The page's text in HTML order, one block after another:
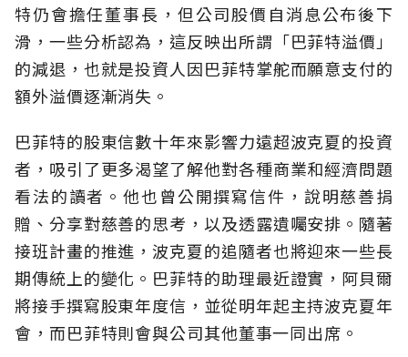
特仍會擔任董事長，但公司股價自消息公布後下
滑，一些分析認為，這反映出所謂「巴菲特溢價」
的減退，也就是投資人因巴菲特掌舵而願意支付的
額外溢價逐漸消失。
巴菲特的股東信數十年來影響力遠超波克夏的投資
者，吸引了更多渴望了解他對各種商業和經濟問題
看法的讀者。他也曾公開撰寫信件，說明慈善捐
贈、分享對慈善的思考，以及透露遺囑安排。隨著
接班計畫的推進，波克夏的追隨者也將迎來一些長
期傳統上的變化。巴菲特的助理最近證實，阿貝爾
將接手撰寫股東年度信，並從明年起主持波克夏年
會，而巴菲特則會與公司其他董事一同出席。